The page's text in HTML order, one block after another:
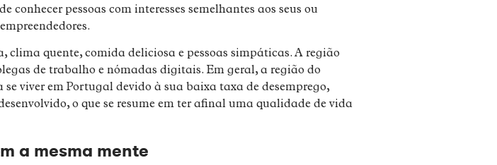
pessoas com interesses semelhantes aos seus ou
quente, comida deliciosa e pessoas simpáticas. A região
de trabalho e nómadas digitais. Em geral, a região do
viver em Portugal devido à sua baixa taxa de desemprego,
o que se resume em ter afinal uma qualidade de vida
a mesma mente